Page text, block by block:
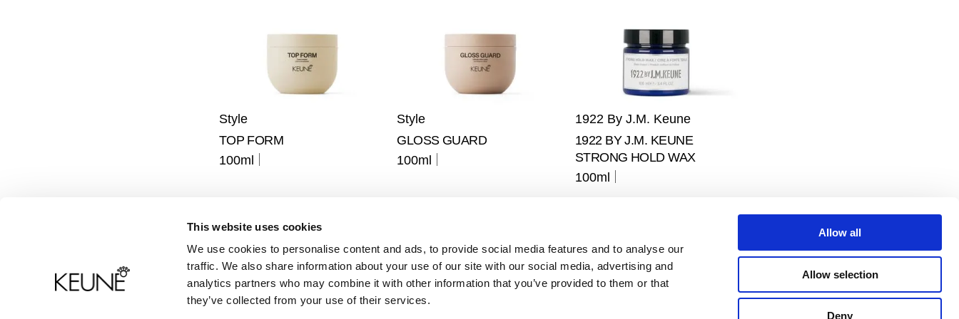
This website uses cookies
We use cookies to personalise content and ads, to provide social media features and to analyse our
traffic. We also share information about your use of our site with our social media, advertising and
analytics partners who may combine it with other information that you’ve provided to them or that
they’ve collected from your use of their services.
Allow all
Allow selection
Deny
Style
TOP FORM
100ml
Style
GLOSS GUARD
100ml
1922 By J.M. Keune
1922 BY J.M. KEUNE
STRONG HOLD WAX
100ml
Veelgestelde vragen
Contact